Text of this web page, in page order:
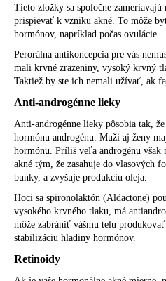
Tieto zložky sa spoločne
prispievať k vzniku akné. To môže
hormónov, napríklad počas ovulácie.
Perorálna antikoncepcia pre vás
mali krvné zrazeniny, vysoký krvný
Taktiež by ste ich nemali užívať, ak
Anti-androgénne lieky
Anti-androgénne lieky pôsobia tak,
hormónu androgénu. Muži aj ženy
hormónu. Príliš veľa androgénu
akné tým, že zasahuje do vlasových
bunky, a zvyšuje produkciu oleja.
Hoci sa spironolaktón (Aldactone)
vysokého krvného tlaku, má
môže zabrániť vášmu telu
stabilizáciu hladiny hormónov.
Retinoidy